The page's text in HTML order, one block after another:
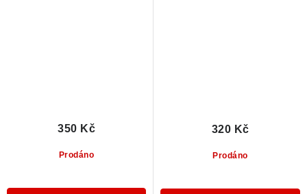
Prodáno
350 Kč
Prodáno
320 Kč